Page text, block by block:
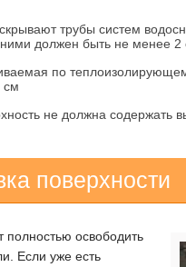
трубы систем
ними должен быть не менее 2
по
см
не должна содержать
поверхности
освободить
Если уже есть